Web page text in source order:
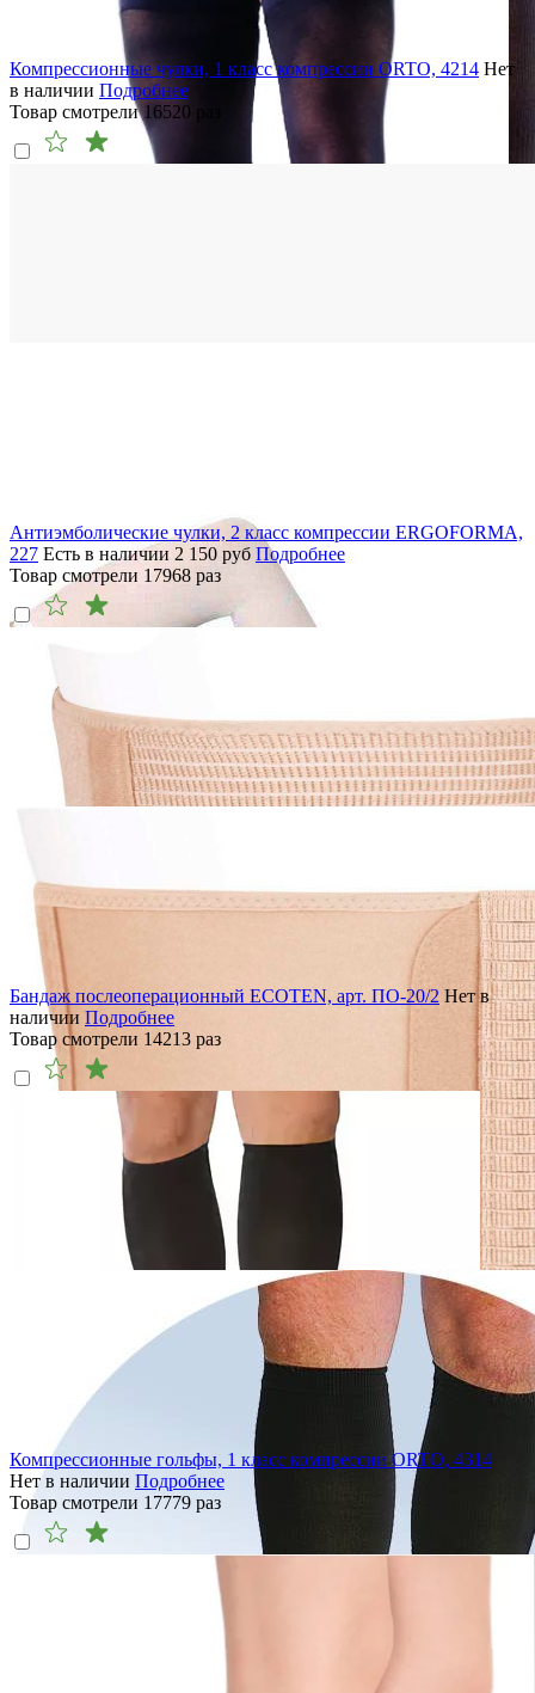
Компрессионные чулки, 1 класс компрессии ORTO, 4214 Нет
в наличии Подробнее
Товар смотрели16520
Антиэмболические чулки, 2 класс компрессии ERGOFORMA,
227 Есть в наличии 2 150 руб Подробнее
Товар смотрели 17968 раз
Бандаж послеоперационный ECOTEN, арт. ПО-20/2 Нет в
наличии Подробнее
Товар смотрели 14213 раз
Компрессионные гольфы, 1 класс компрессии ORTO, 4314
Нет в наличии Подробнее
Товар смотрели 17779 раз